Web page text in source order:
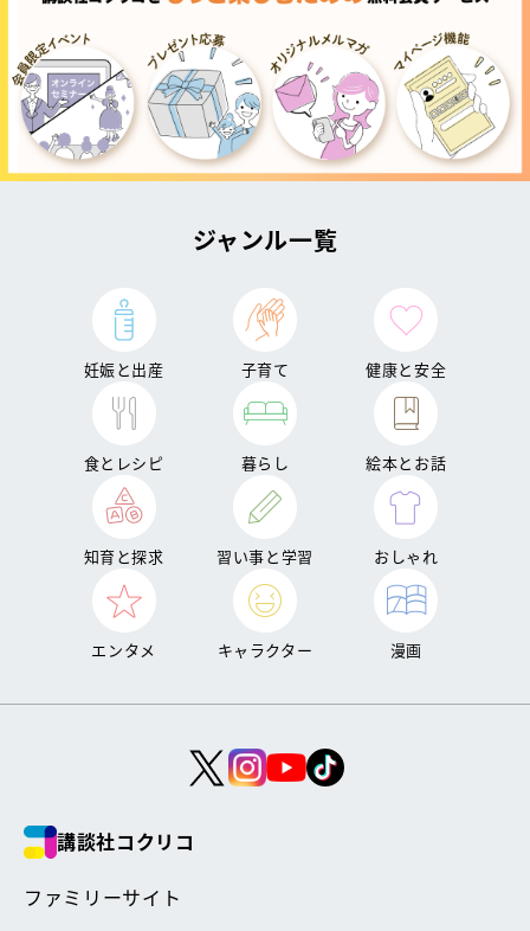
ジャンル一覧
妊娠と出産 子育て 健康と安全
食とレシピ 暮らし 絵本とお話
知育と探求 習い事と学習 おしゃれ
エンタメ キャラクター 漫画
講談社コクリコ
ファミリーサイト